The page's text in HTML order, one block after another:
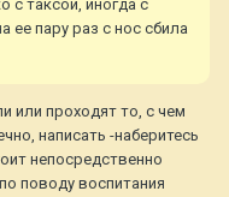
с таксой, иногда с
ее пару раз с нос сбила
или проходят то, с чем
написать -наберитесь
непосредственно
поводу воспитания